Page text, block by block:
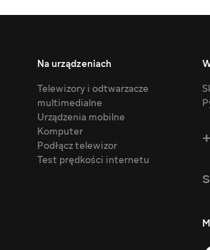
Na urządzeniach
Telewizory i odtwarzacze
multimedialne
Urządzenia mobilne
Komputer
Podłącz telewizor
Test prędkości internetu